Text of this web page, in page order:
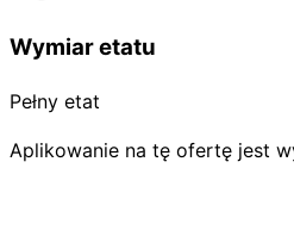
Wymiar etatu
Pełny etat
Aplikowanie na tę ofertę jest